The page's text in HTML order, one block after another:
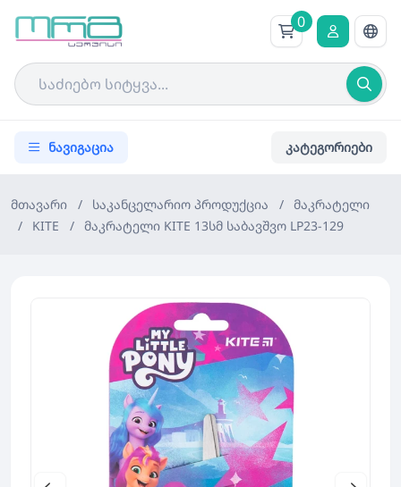
0
ნავიგაცია კატეგორიები
მთავარი / საკანცელარიო პროდუქცია /
მაკრატელი
/
KITE / მაკრატელი KITE 13სმ საბავშვო LP23-129